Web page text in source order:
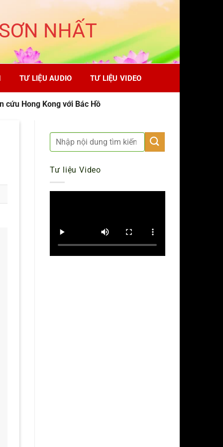
NHẤT
TƯ LIỆU AUDIO TƯ LIỆU VIDEO
Hong Kong với Bác Hồ
Tư liệu Video